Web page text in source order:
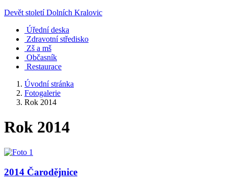
Devět století Dolních Kralovic
Úřední deska
Zdravotní středisko
Zš a mš
Občasník
Restaurace
Úvodní stránka
Fotogalerie
Rok 2014
Rok 2014
2014 Čarodějnice